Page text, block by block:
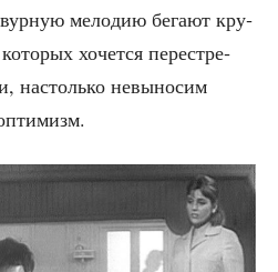
мело­дию бега­ют кру­
хочет­ся пере­стре­
настоль­ко невы­но­сим